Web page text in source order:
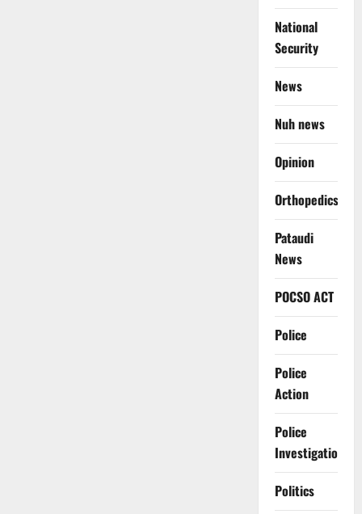
National
Security
News
Nuh news
Opinion
Orthopedics
Pataudi
News
POCSO ACT
Police
Police
Action
Police
Investigation
Politics